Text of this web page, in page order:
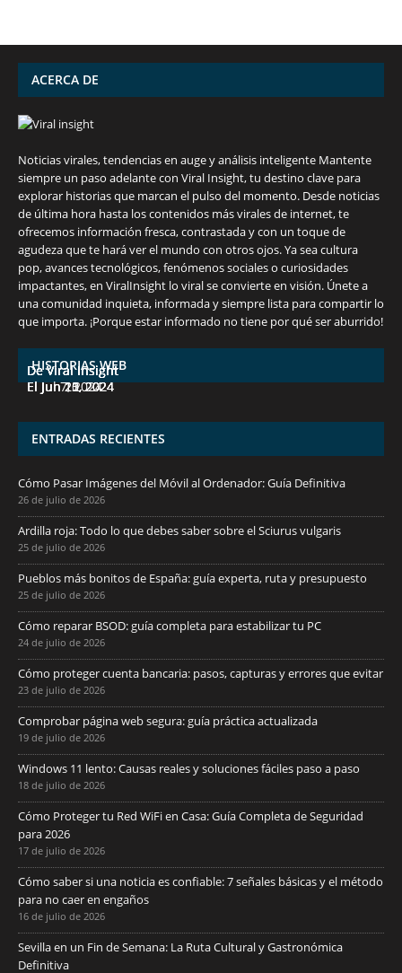
años
¡más!
ACERCA DE
Noticias virales, tendencias en auge y análisis inteligente Mantente
siempre un paso adelante con Viral Insight, tu destino clave para
explorar historias que marcan el pulso del momento. Desde noticias
de última hora hasta los contenidos más virales de internet, te
ofrecemos información fresca, contrastada y con un toque de
agudeza que te hará ver el mundo con otros ojos. Ya sea cultura
pop, avances tecnológicos, fenómenos sociales o curiosidades
impactantes, en ViralInsight lo viral se convierte en visión. Únete a
una comunidad inquieta, informada y siempre lista para compartir lo
que importa. ¡Porque estar informado no tiene por qué ser aburrido!
HISTORIAS WEB
7 frutas ricas en calcio para mantener la
De Viral Insight
El Jul 7, 2024
España en julio: Playas de ensueño,
De Viral Insight
El Jun 23, 2024
Funciones ocultas del iPhone que no
De Viral Insight
El Jun 20, 2024
Descubre las 10 criptomonedas con mayor
De Viral Insight
El Jun 15, 2024
¡Derrota el calor, no tus objetivos de
De Viral Insight
El Jun 11, 2024
ENTRADAS RECIENTES
Cómo Pasar Imágenes del Móvil al Ordenador: Guía Definitiva
26 de julio de 2026
Ardilla roja: Todo lo que debes saber sobre el Sciurus vulgaris
25 de julio de 2026
Pueblos más bonitos de España: guía experta, ruta y presupuesto
25 de julio de 2026
Cómo reparar BSOD: guía completa para estabilizar tu PC
24 de julio de 2026
Cómo proteger cuenta bancaria: pasos, capturas y errores que evitar
23 de julio de 2026
Comprobar página web segura: guía práctica actualizada
19 de julio de 2026
Windows 11 lento: Causas reales y soluciones fáciles paso a paso
18 de julio de 2026
Cómo Proteger tu Red WiFi en Casa: Guía Completa de Seguridad
para 2026
17 de julio de 2026
Cómo saber si una noticia es confiable: 7 señales básicas y el método
para no caer en engaños
16 de julio de 2026
Sevilla en un Fin de Semana: La Ruta Cultural y Gastronómica
Definitiva